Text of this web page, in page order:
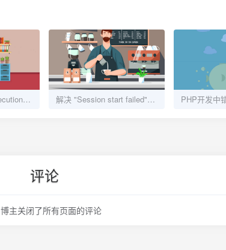
解决 "Maximum execution time exceeded" 错误 解决 "Session start failed" 错误
评论
博主关闭了所有页面的评论